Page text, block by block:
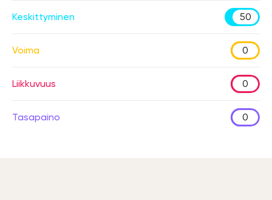
Keskittyminen 50
Voima 0
Liikkuvuus 0
Tasapaino 0